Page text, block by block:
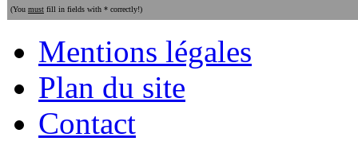
(You must fill in fields with * correctly!)
Mentions légales
Plan du site
Contact